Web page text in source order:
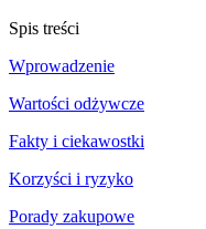
Spis treści
Wprowadzenie
Wartości odżywcze
Fakty i ciekawostki
Korzyści i ryzyko
Porady zakupowe